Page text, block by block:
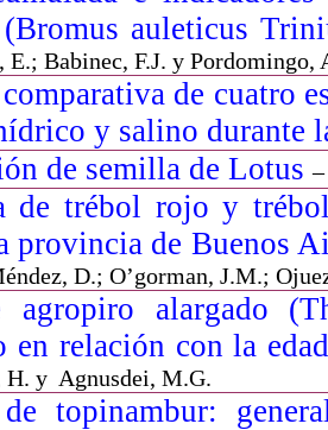
(Bromus auleticus
Babinec, F.J. y Pordomingo,
de cuatro
y salino durante
de semilla de Lotus
de trébol rojo y
provincia de Buenos
D.; O’gorman, J.M.;
agropiro alargado
en relación con la
H. y Agnusdei, M.G.
topinambur: